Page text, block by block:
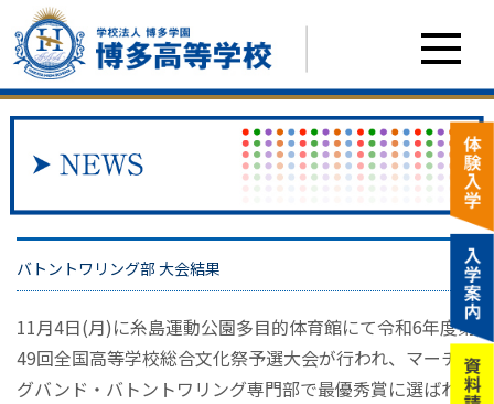
バトントワリング部 大会結果
11月4日(月)に糸島運動公園多目的体育館にて令和6年度第
49回全国高等学校総合文化祭予選大会が行われ、マーチン
グバンド・バトントワリング専門部で最優秀賞に選ばれま